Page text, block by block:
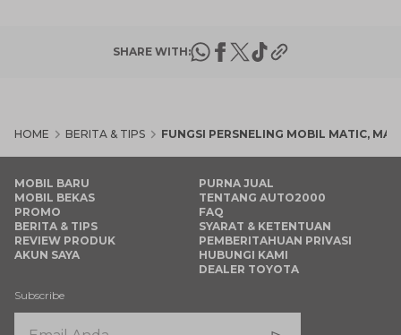
SHARE WITH:
HOME BERITA & TIPS FUNGSI PERSNELING MOBIL MATIC,
MOBIL BARU
MOBIL BEKAS
PROMO
BERITA & TIPS
REVIEW PRODUK
AKUN SAYA
PURNA JUAL
TENTANG AUTO2000
FAQ
SYARAT & KETENTUAN
PEMBERITAHUAN PRIVASI
HUBUNGI KAMI
DEALER TOYOTA
Subscribe